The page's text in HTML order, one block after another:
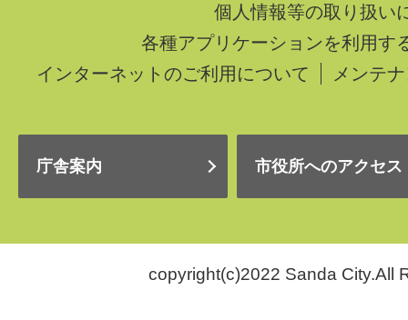
個人情報等の取り扱い
各種アプリケーションを利用す
インターネットのご利用について
メンテ
庁舎案内 市役所へのアクセス
copyright(c)2022 Sanda City.All